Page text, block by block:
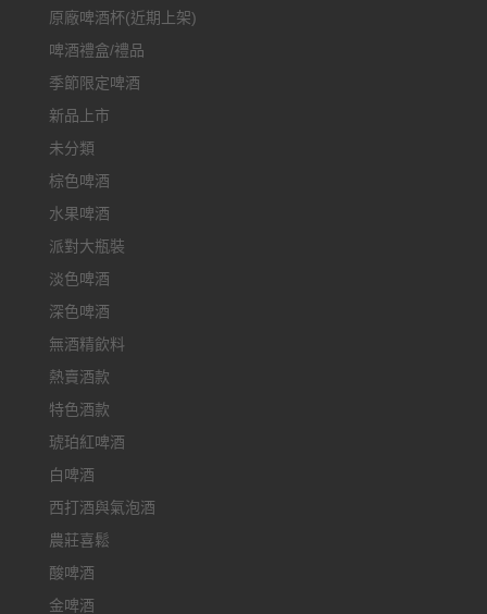
原廠啤酒杯(近期上架)
啤酒禮盒/禮品
季節限定啤酒
新品上市
未分類
棕色啤酒
水果啤酒
派對大瓶裝
淡色啤酒
深色啤酒
無酒精飲料
熱賣酒款
特色酒款
琥珀紅啤酒
白啤酒
西打酒與氣泡酒
農莊喜鬆
酸啤酒
金啤酒